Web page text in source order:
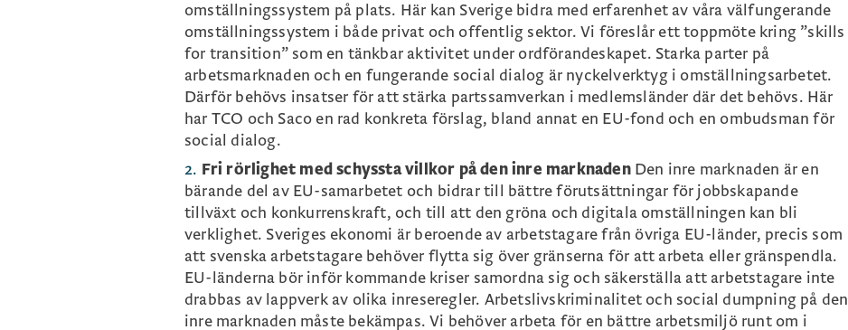
omställningssystem på plats. Här kan Sverige bidra med erfarenhet av våra välfungerande
omställningssystem i både privat och offentlig sektor. Vi föreslår ett toppmöte kring ”skills
for transition” som en tänkbar aktivitet under ordförandeskapet. Starka parter på
arbetsmarknaden och en fungerande social dialog är nyckelverktyg i omställningsarbetet.
Därför behövs insatser för att stärka partssamverkan i medlemsländer där det behövs. Här
har TCO och Saco en rad konkreta förslag, bland annat en EU-fond och en ombudsman för
social dialog.
Fri rörlighet med schyssta villkor på den inre marknaden Den inre marknaden är en
bärande del av EU-samarbetet och bidrar till bättre förutsättningar för jobbskapande
tillväxt och konkurrenskraft, och till att den gröna och digitala omställningen kan bli
verklighet. Sveriges ekonomi är beroende av arbetstagare från övriga EU-länder, precis som
att svenska arbetstagare behöver flytta sig över gränserna för att arbeta eller gränspendla.
EU-länderna bör inför kommande kriser samordna sig och säkerställa att arbetstagare inte
drabbas av lappverk av olika inreseregler. Arbetslivskriminalitet och social dumpning på den
inre marknaden måste bekämpas. Vi behöver arbeta för en bättre arbetsmiljö runt om i